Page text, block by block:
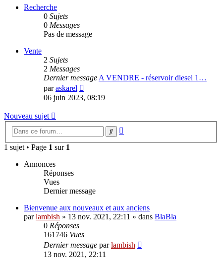
Recherche
0 Sujets
0 Messages
Pas de message
Vente
2 Sujets
2 Messages
Dernier message A VENDRE - réservoir diesel 1…
paraskarel
le
dernier
06 juin 2023, 08:19
Nouveau sujet
Rechercher
1 sujet • Page 1 sur 1
Annonces
Réponses
Vues
Dernier message
Bienvenue aux nouveaux et aux anciens
parlambish » 13 nov. 2021, 22:11 » dans BlaBla
0 Réponses
161746 Vues
Dernier message parlambish
13 nov. 2021, 22:11